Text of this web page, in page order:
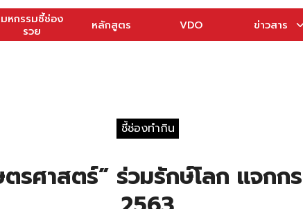
มหกรรมชี้ช่อง
รวย
หลักสูตร VDO ข่าวสาร
ชี้ช่องทำกิน
รศาสตร์” ร่วมรักษ์โลก แจกก